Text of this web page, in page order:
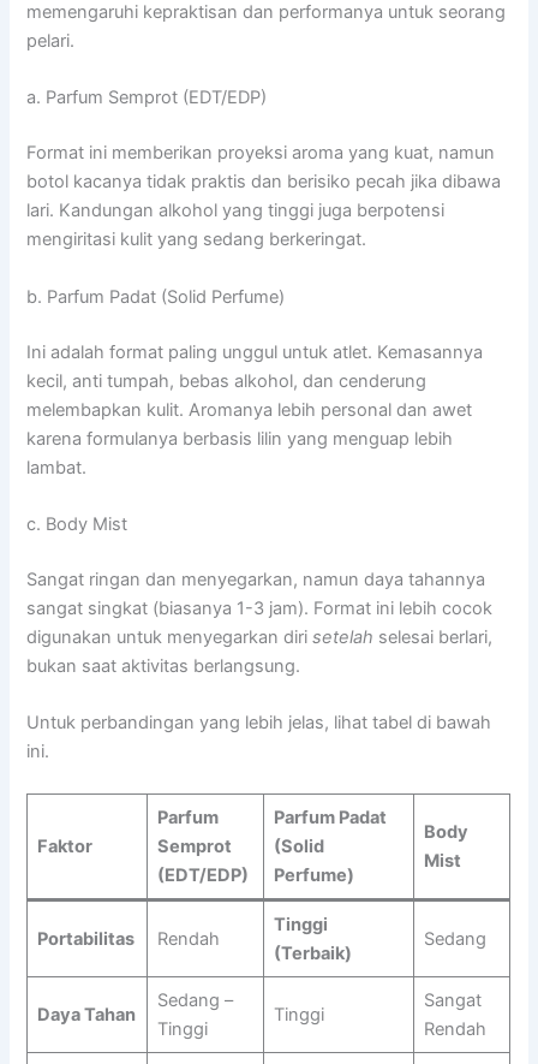
memengaruhi kepraktisan dan performanya untuk seorang
pelari.
a. Parfum Semprot (EDT/EDP)
Format ini memberikan proyeksi aroma yang kuat, namun
botol kacanya tidak praktis dan berisiko pecah jika dibawa
lari. Kandungan alkohol yang tinggi juga berpotensi
mengiritasi kulit yang sedang berkeringat.
b. Parfum Padat (Solid Perfume)
Ini adalah format paling unggul untuk atlet. Kemasannya
kecil, anti tumpah, bebas alkohol, dan cenderung
melembapkan kulit. Aromanya lebih personal dan awet
karena formulanya berbasis lilin yang menguap lebih
lambat.
c. Body Mist
Sangat ringan dan menyegarkan, namun daya tahannya
sangat singkat (biasanya 1-3 jam). Format ini lebih cocok
digunakan untuk menyegarkan dirisetelah selesai berlari,
bukan saat aktivitas berlangsung.
Untuk perbandingan yang lebih jelas, lihat tabel di bawah
ini.
Faktor
Parfum
Semprot
(EDT/EDP)
Parfum Padat
(Solid
Perfume)
Body
Mist
Portabilitas Rendah
Tinggi
(Terbaik)
Sedang
Daya Tahan
Sedang –
Tinggi
Tinggi
Sangat
Rendah